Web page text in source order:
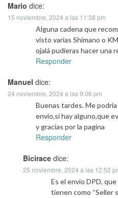
Mario dice:
15 noviembre, 2024 a las 11:38 pm
Alguna cadena que
visto varias Shimano o
ojalá pudieras hacer una
Responder
Manuel dice:
24 noviembre, 2024 a las 9:06 pm
Buenas tardes. Me
envío,si hay alguno,que
y gracias por la pagina
Responder
Bicirace dice:
25 noviembre, 2024 a las 12:52
Es el envio DPD,
tienen como “Seller